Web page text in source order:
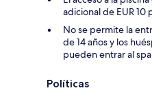
adicional de EUR 10
No se permite la
de 14 años y los
pueden entrar al
Políticas